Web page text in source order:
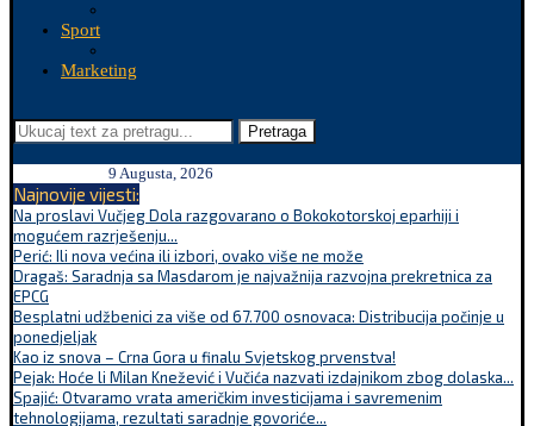
Sport
Marketing
Pretraga
9 Augusta, 2026
Najnovije vijesti:
Na proslavi Vučjeg Dola razgovarano o Bokokotorskoj eparhiji i
mogućem razrješenju...
Perić: Ili nova većina ili izbori, ovako više ne može
Dragaš: Saradnja sa Masdarom je najvažnija razvojna prekretnica za
EPCG
Besplatni udžbenici za više od 67.700 osnovaca: Distribucija počinje u
ponedjeljak
Kao iz snova – Crna Gora u finalu Svjetskog prvenstva!
Pejak: Hoće li Milan Knežević i Vučića nazvati izdajnikom zbog dolaska...
Spajić: Otvaramo vrata američkim investicijama i savremenim
tehnologijama, rezultati saradnje govoriće...